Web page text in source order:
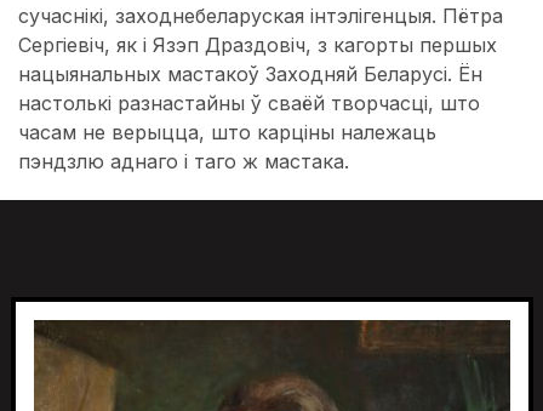
сучаснікі, заходнебеларуская інтэлігенцыя. Пётра
Сергіевіч, як і Язэп Драздовіч, з кагорты першых
нацыянальных мастакоў Заходняй Беларусі. Ён
настолькі разнастайны ў сваёй творчасці, што
часам не верыцца, што карціны належаць
пэндзлю аднаго і таго ж мастака.